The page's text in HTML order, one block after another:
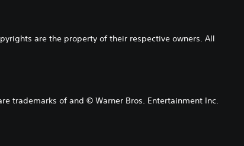
are the property of their respective owners. All
are trademarks of and © Warner Bros. Entertainment Inc.